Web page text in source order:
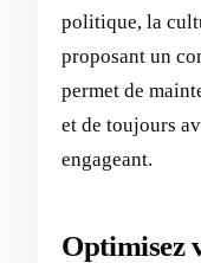
politique, la
proposant un
permet de
et de toujours
engageant.
Optimisez